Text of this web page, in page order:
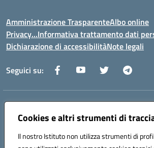
Cookies e altri strumenti di
Il nostro Istituto non utilizza strumenti di
Amministrazione TrasparenteAlbo online
Privacy…Informativa trattamento dati
Dichiarazione di accessibilitàNote legali
Seguici su:
Indirizzo:Via della Repubblica 84098 –
Centralino:089 201032 Email:
Codice fiscale: 80028930651